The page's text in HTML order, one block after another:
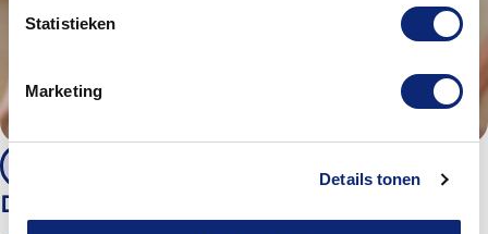
Statistieken
Marketing
Details tonen
Dance Workout 55+